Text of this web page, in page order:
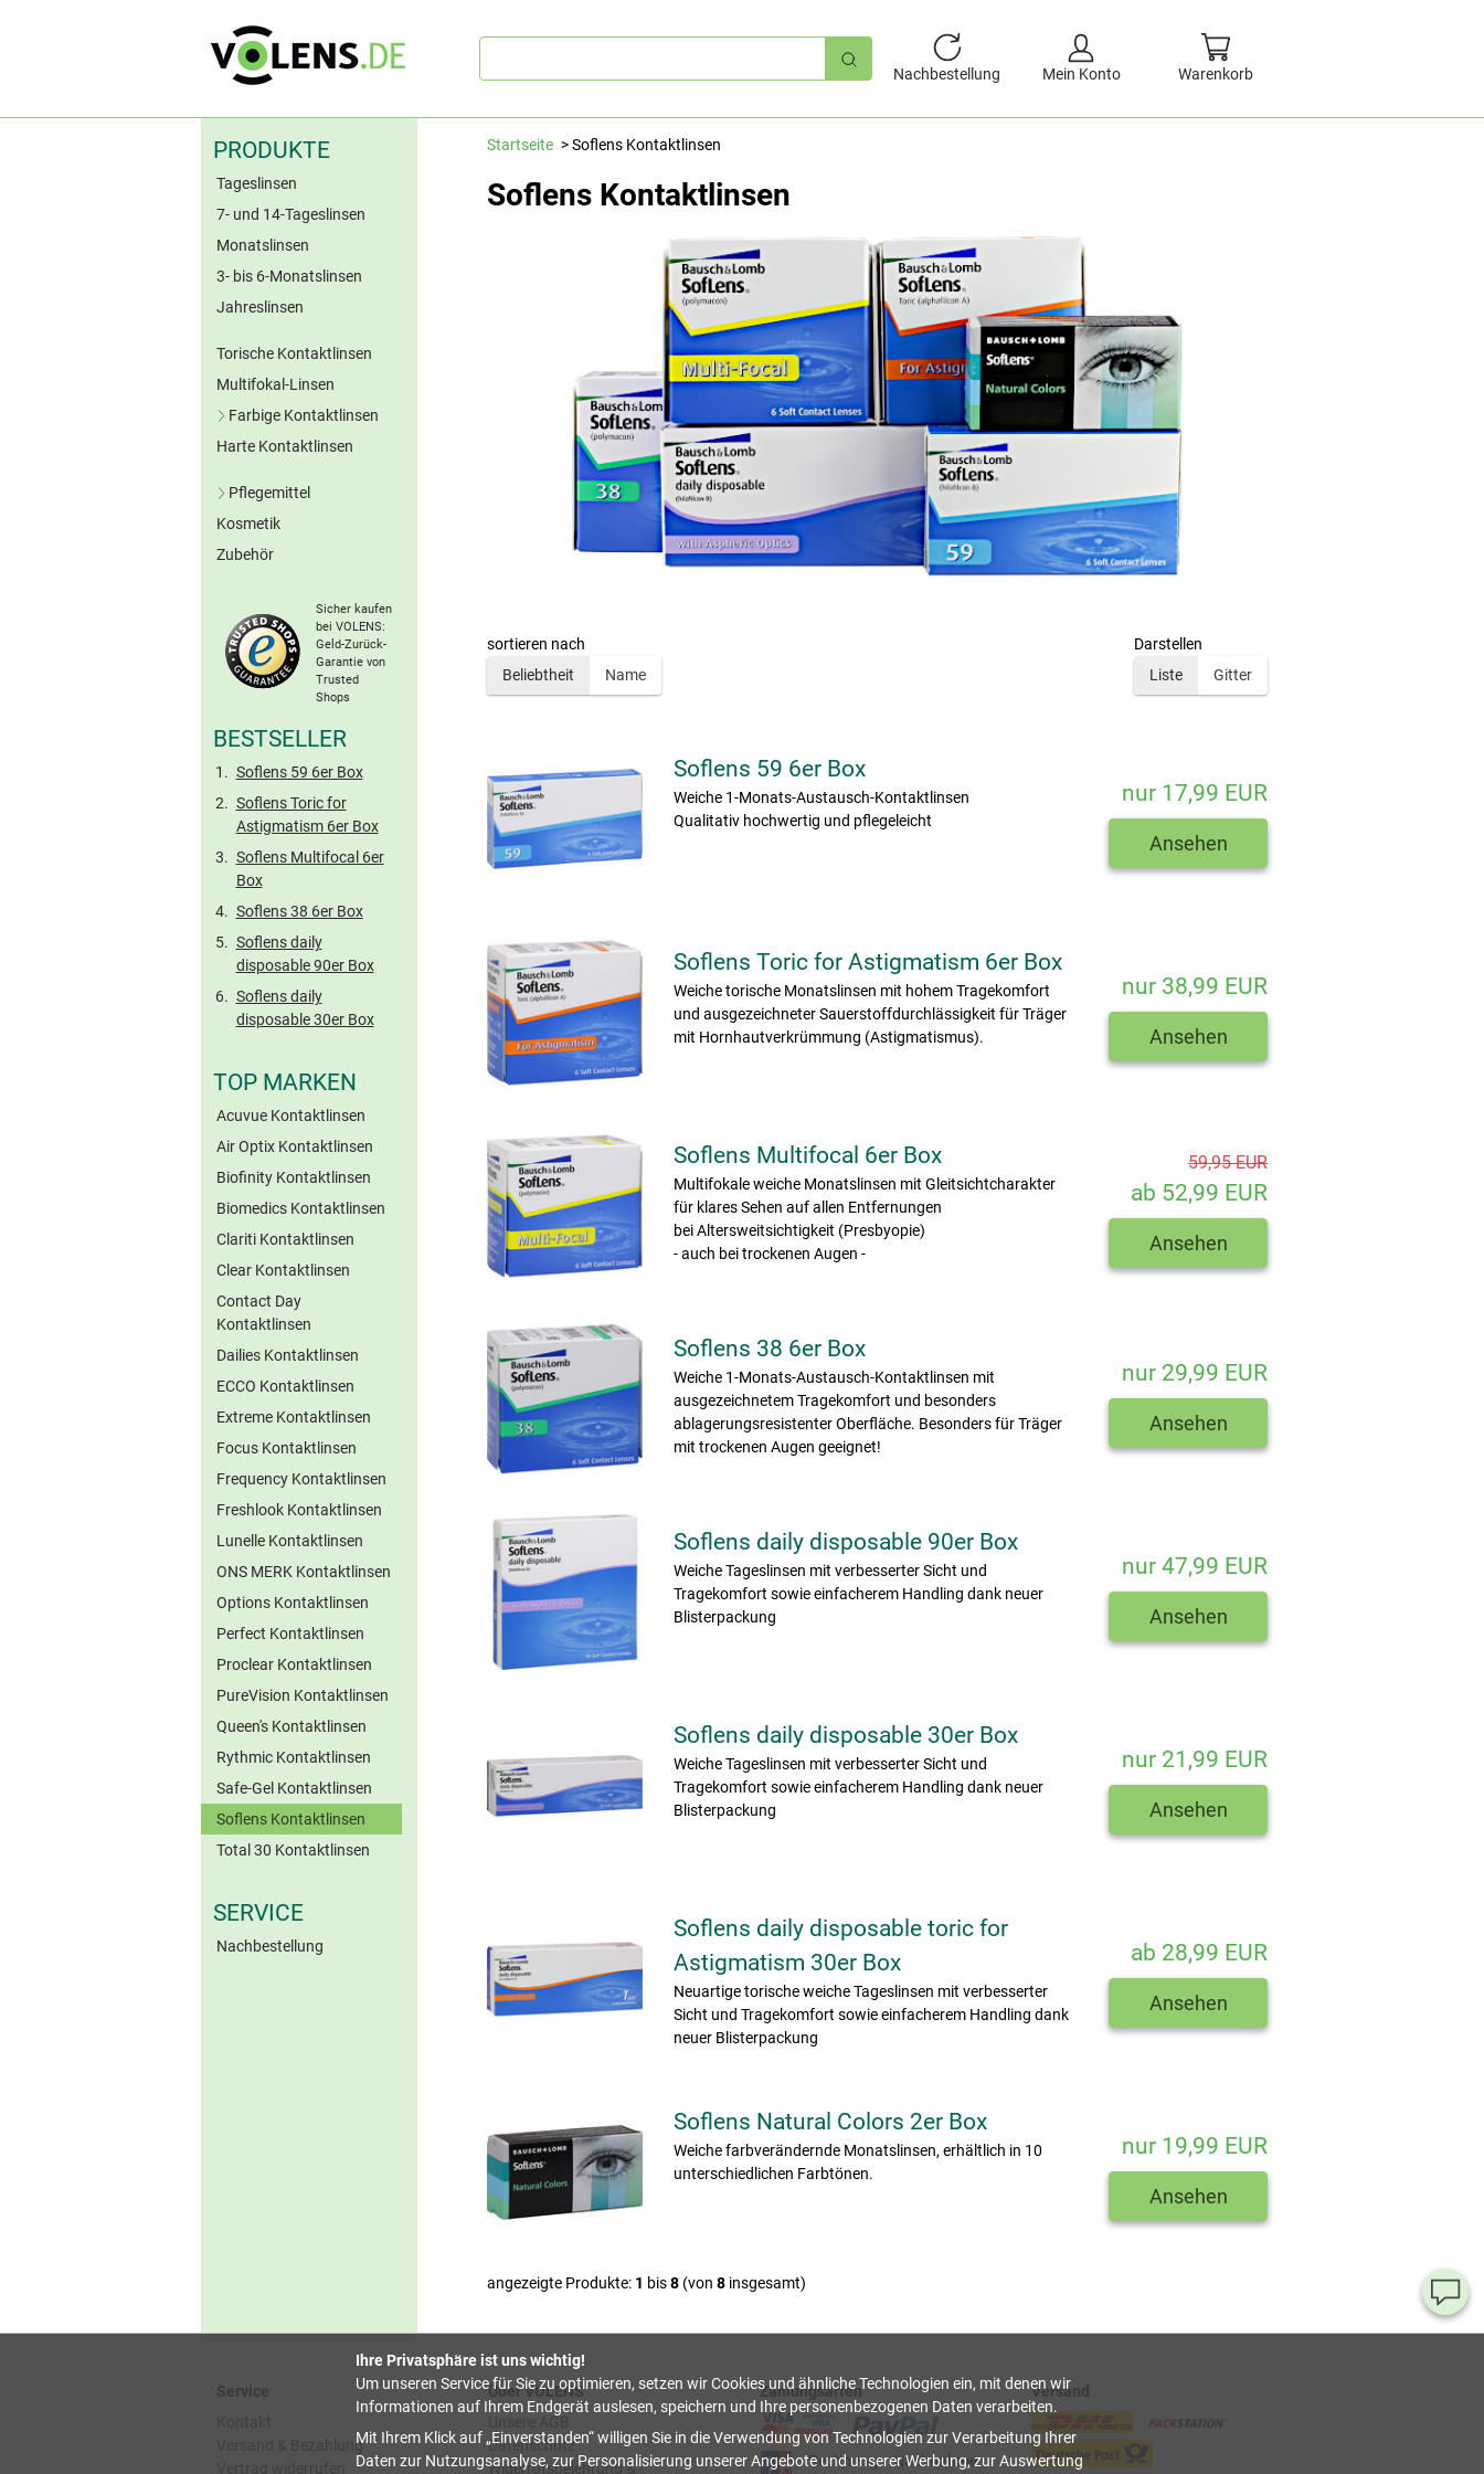
Schnellsuche
Nachbestellung
Mein Konto Warenkorb
PRODUKTE
Tageslinsen
7- und 14-Tageslinsen
Monatslinsen
3- bis 6-Monatslinsen
Jahreslinsen
Torische Kontaktlinsen
Multifokal-Linsen
Farbige Kontaktlinsen
Blaue Kontaktlinsen
Graue Kontaktlinsen
Torische Farblinsen
Harte Kontaktlinsen
Pflegemittel
All-in-One-Lösungen
Peroxid-Systeme
Kochsalzlösungen
Benetzungstropfen
Hartlinsen-Pflege
Kosmetik
Zubehör
Sicher kaufen
bei VOLENS:
Geld-Zurück-
Garantie von
Trusted
Shops
BESTSELLER
Soflens 59 6er Box
Soflens Toric for
Astigmatism 6er Box
Soflens Multifocal 6er
Box
Soflens 38 6er Box
Soflens daily
disposable 90er Box
Soflens daily
disposable 30er Box
TOP MARKEN
Acuvue Kontaktlinsen
Air Optix Kontaktlinsen
Biofinity Kontaktlinsen
Biomedics Kontaktlinsen
Clariti Kontaktlinsen
Clear Kontaktlinsen
Contact Day
Kontaktlinsen
Dailies Kontaktlinsen
ECCO Kontaktlinsen
Extreme Kontaktlinsen
Focus Kontaktlinsen
Frequency Kontaktlinsen
Freshlook Kontaktlinsen
Lunelle Kontaktlinsen
ONS MERK Kontaktlinsen
Options Kontaktlinsen
Perfect Kontaktlinsen
Proclear Kontaktlinsen
PureVision Kontaktlinsen
Queen's Kontaktlinsen
Rythmic Kontaktlinsen
Safe-Gel Kontaktlinsen
Soflens Kontaktlinsen
Total 30 Kontaktlinsen
SERVICE
Nachbestellung
Startseite Soflens Kontaktlinsen
Soflens Kontaktlinsen
sortieren nach
Beliebtheit
Name
Darstellen
Liste
Gitter
Soflens 59 6er Box
Weiche 1-Monats-Austausch-Kontaktlinsen
Qualitativ hochwertig und pflegeleicht
nur 17,99 EUR
Ansehen
Soflens Toric for Astigmatism 6er Box
Weiche torische Monatslinsen mit hohem Tragekomfort
und ausgezeichneter Sauerstoffdurchlässigkeit für Träger
mit Hornhautverkrümmung (Astigmatismus).
nur 38,99 EUR
Ansehen
Soflens Multifocal 6er Box
Multifokale weiche Monatslinsen mit Gleitsichtcharakter
für klares Sehen auf allen Entfernungen
bei Altersweitsichtigkeit (Presbyopie)
- auch bei trockenen Augen -
59,95 EUR
ab 52,99 EUR
Ansehen
Soflens 38 6er Box
Weiche 1-Monats-Austausch-Kontaktlinsen mit
ausgezeichnetem Tragekomfort und besonders
ablagerungsresistenter Oberfläche. Besonders für Träger
mit trockenen Augen geeignet!
nur 29,99 EUR
Ansehen
Soflens daily disposable 90er Box
Weiche Tageslinsen mit verbesserter Sicht und
Tragekomfort sowie einfacherem Handling dank neuer
Blisterpackung
nur 47,99 EUR
Ansehen
Soflens daily disposable 30er Box
Weiche Tageslinsen mit verbesserter Sicht und
Tragekomfort sowie einfacherem Handling dank neuer
Blisterpackung
nur 21,99 EUR
Ansehen
Soflens daily disposable toric for
Astigmatism 30er Box
Neuartige torische weiche Tageslinsen mit verbesserter
Sicht und Tragekomfort sowie einfacherem Handling dank
neuer Blisterpackung
ab 28,99 EUR
Ansehen
Soflens Natural Colors 2er Box
Weiche farbverändernde Monatslinsen, erhältlich in 10
unterschiedlichen Farbtönen.
nur 19,99 EUR
Ansehen
angezeigte Produkte: 1 bis8 (von 8 insgesamt)
Service
Versand & Bezahlung
Über VOLENS
Datenschutz
Widerrufsbelehrung & -
Zahlungsarten
Rechnung Nachnahme
Versand
Ihre Privatsphäre ist uns wichtig!
Um unseren Service für Sie zu optimieren, setzen wir Cookies und ähnliche Technologien ein, mit denen wir
Informationen auf Ihrem Endgerät auslesen, speichern und Ihre personenbezogenen Daten verarbeiten.
Mit Ihrem Klick auf Einverstanden willigen Sie in die Verwendung von Technologien zur Verarbeitung Ihrer
Daten zur Nutzungsanalyse, zur Personalisierung unserer Angebote und unserer Werbung, zur Auswertung
Sie